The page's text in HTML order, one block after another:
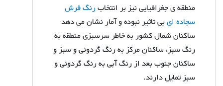
منطقه ی جغرافیایی نیز بر انتخابرنگ فرش
سجاده ایبی تاثیر نبوده و آمار نشان می دهد
ساکنان شمال کشور به خاطر سرسبزی منطقه به
رنگ سبز، ساکنان مرکز به رنگ گردوئی و سبز و
ساکنان جنوب بعد از رنگ آبی به رنگ گردوئی و
سبز تمایل دارند.